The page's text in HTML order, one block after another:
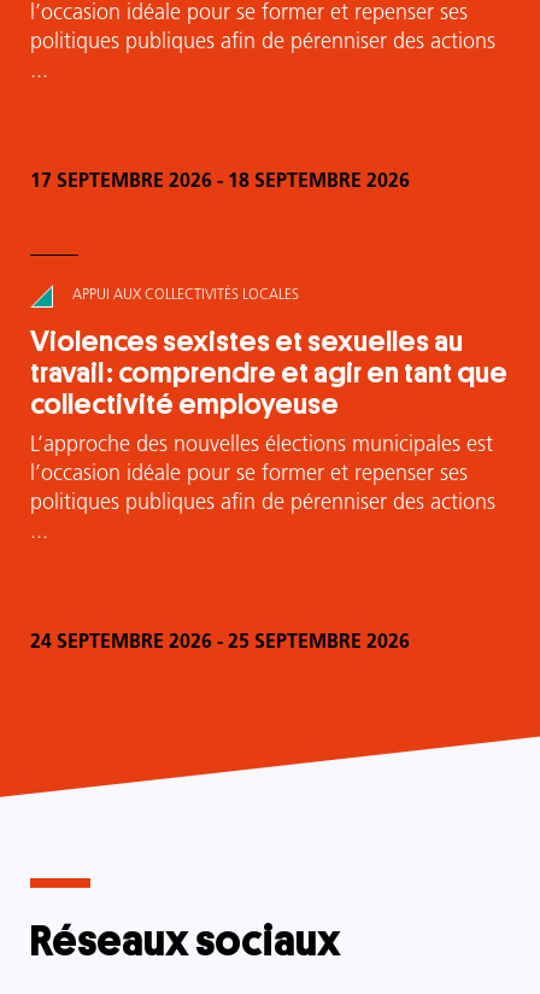
l’occasion idéale pour se former et repenser ses
politiques publiques afin de pérenniser des actions
...
17 SEPTEMBRE 2026 - 18 SEPTEMBRE 2026
APPUI AUX COLLECTIVITÉS LOCALES
Violences sexistes et sexuelles au
travail : comprendre et agir en tant que
collectivité employeuse
L’approche des nouvelles élections municipales est
l’occasion idéale pour se former et repenser ses
politiques publiques afin de pérenniser des actions
...
24 SEPTEMBRE 2026 - 25 SEPTEMBRE 2026
Réseaux sociaux